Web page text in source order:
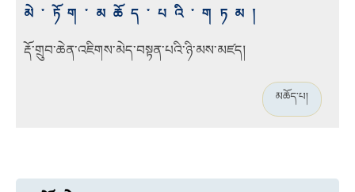
མེ་ཏོག་མཆོད་པའི་གཏམ།
རྡོ་གྲུབ་ཆེན་འཇིགས་མེད་བསྟན་པའི་ཉི་མས་མཛད།
མཆོད་པ།